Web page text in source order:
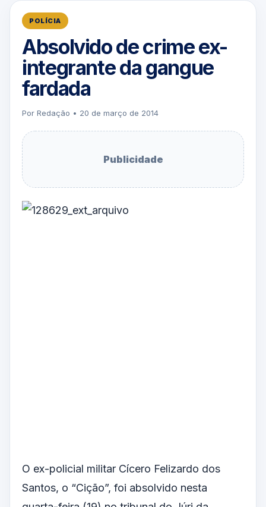
POLÍCIA
Absolvido de crime ex-
integrante da gangue
fardada
Por Redação • 20 de março de 2014
Publicidade
O ex-policial militar Cícero Felizardo dos
Santos, o “Cição”, foi absolvido nesta